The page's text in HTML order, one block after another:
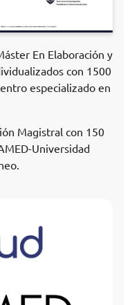
En Elaboración y
con 1500
especializado en
Magistral con 150
Universidad